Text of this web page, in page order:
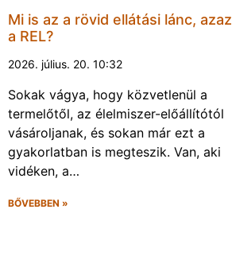
Mi is az a rövid ellátási lánc, azaz
a REL?
2026. július. 20. 10:32
Sokak vágya, hogy közvetlenül a
termelőtől, az élelmiszer-előállítótól
vásároljanak, és sokan már ezt a
gyakorlatban is megteszik. Van, aki
vidéken, a…
BŐVEBBEN »